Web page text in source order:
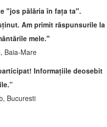
"jos pălăria în fața ta".
Am primit răspunsurile la
mele."
Baia-Mare
Informațiile deosebit
Bucuresti